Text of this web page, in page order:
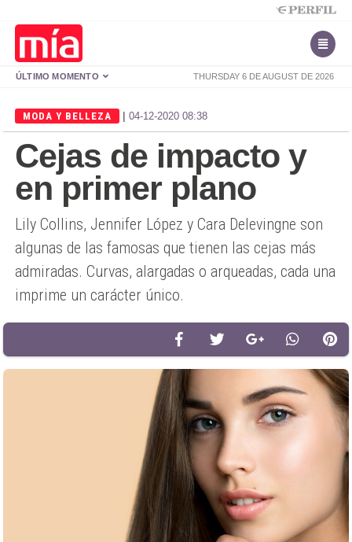
THURSDAY 6 DE AUGUST DE 2026
ÚLTIMO MOMENTO
MODA Y BELLEZA | 04-12-2020 08:38
Cejas de impacto y
en primer plano
Lily Collins, Jennifer López y Cara Delevingne son
algunas de las famosas que tienen las cejas más
admiradas. Curvas, alargadas o arqueadas, cada una
imprime un carácter único.